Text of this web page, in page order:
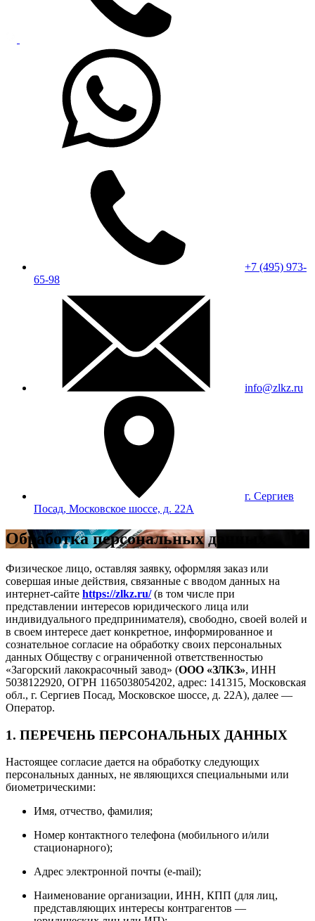
+7 (495) 973-
65-98
info@zlkz.ru
г. Сергиев
Посад, Московское шоссе, д. 22А
Обработка персональных данных
Физическое лицо, оставляя заявку, оформляя заказ или
совершая иные действия, связанные с вводом данных на
интернет-сайте https://zlkz.ru/(в том числе при
представлении интересов юридического лица или
индивидуального предпринимателя), свободно, своей волей и
в своем интересе дает конкретное, информированное и
сознательное согласие на обработку своих персональных
данных Обществу с ограниченной ответственностью
«Загорский лакокрасочный завод» (ООО «ЗЛКЗ», ИНН
5038122920, ОГРН 1165038054202, адрес: 141315, Московская
обл., г. Сергиев Посад, Московское шоссе, д. 22А), далее —
Оператор.
1. ПЕРЕЧЕНЬ ПЕРСОНАЛЬНЫХ ДАННЫХ
Настоящее согласие дается на обработку следующих
персональных данных, не являющихся специальными или
биометрическими:
Имя, отчество, фамилия;
Номер контактного телефона (мобильного и/или
стационарного);
Адрес электронной почты (e-mail);
Наименование организации, ИНН, КПП (для лиц,
представляющих интересы контрагентов —